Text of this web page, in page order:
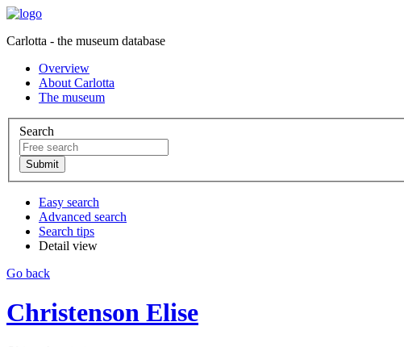
Carlotta - the museum database
Overview
About Carlotta
The museum
Search
Easy search
Advanced search
Search tips
Detail view
Go back
Christenson Elise